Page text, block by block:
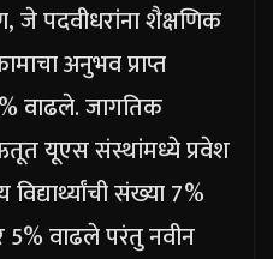
जे पदवीधरांना शैक्षणिक
अनुभव प्राप्त
वाढले. जागतिक
यूएस संस्थांमध्ये प्रवेश
संख्या 7%
5% वाढले परंतु नवीन